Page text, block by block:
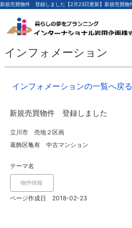
インフォメーション
インフォメーションの一覧へ戻る
新規売買物件 登録しました
立川市 売地２区画
葛飾区亀有 中古マンション
テーマ名
物件情報
ページ作成日 2018-02-23